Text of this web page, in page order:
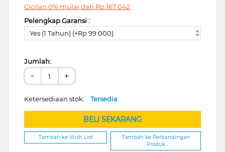
Cicilan 0% mulai dari Rp167.042
Pelengkap Garansi :
Yes (1 Tahun) (+Rp 99.000)
Jumlah:
− +
Ketersediaan stok: Tersedia
BELI SEKARANG
Tambah ke Wish List
Tambah ke Perbandingan
Produk